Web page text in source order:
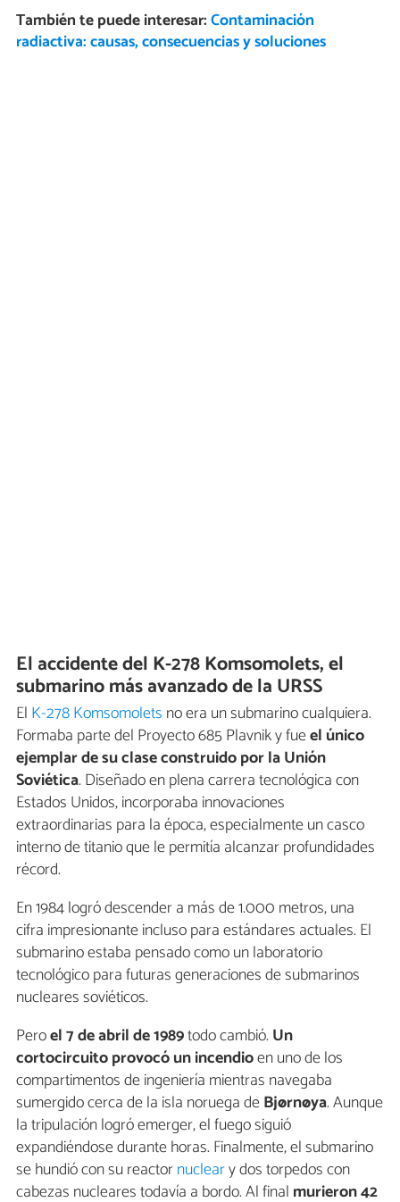
También te puede interesar:Contaminación
radiactiva: causas, consecuencias y soluciones
El accidente del K-278 Komsomolets, el
submarino más avanzado de la URSS
El K-278 Komsomolets no era un submarino cualquiera.
Formaba parte del Proyecto 685 Plavnik y fueel único
ejemplar de su clase construido por la Unión
Soviética. Diseñado en plena carrera tecnológica con
Estados Unidos, incorporaba innovaciones
extraordinarias para la época, especialmente un casco
interno de titanio que le permitía alcanzar profundidades
récord.
En 1984 logró descender a más de 1.000 metros, una
cifra impresionante incluso para estándares actuales. El
submarino estaba pensado como un laboratorio
tecnológico para futuras generaciones de submarinos
nucleares soviéticos.
Peroel 7 de abril de 1989todo cambió. Un
cortocircuito provocó un incendioen uno de los
compartimentos de ingeniería mientras navegaba
sumergido cerca de la isla noruega deBjørnøya. Aunque
la tripulación logró emerger, el fuego siguió
expandiéndose durante horas. Finalmente, el submarino
se hundió con su reactornucleary dos torpedos con
cabezas nucleares todavía a bordo. Al final murieron 42